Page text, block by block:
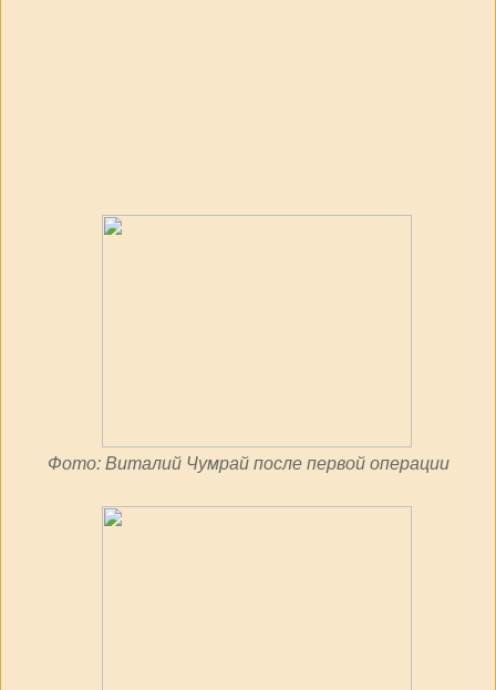
Фото: Виталий Чумрай после первой операции